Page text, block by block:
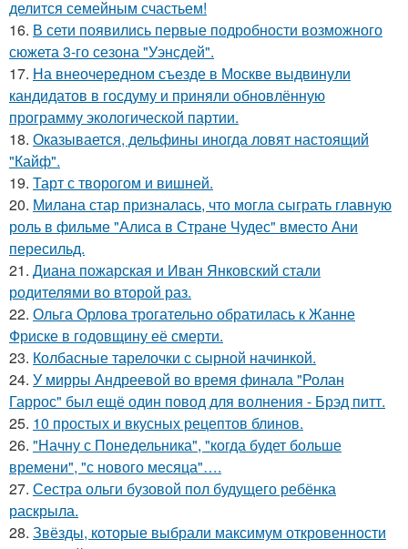
делится семейным счастьем!
16. В сети появились первые подробности возможного
сюжета 3-го сезона "Уэнсдей".
17. На внеочередном съезде в Москве выдвинули
кандидатов в госдуму и приняли обновлённую
программу экологической партии.
18. Оказывается, дельфины иногда ловят настоящий
"Кайф".
19. Тарт с творогом и вишней.
20. Милана стар призналась, что могла сыграть главную
роль в фильме "Алиса в Стране Чудес" вместо Ани
пересильд.
21. Диана пожарская и Иван Янковский стали
родителями во второй раз.
22. Ольга Орлова трогательно обратилась к Жанне
Фриске в годовщину её смерти.
23. Колбасные тарелочки с сырной начинкой.
24. У мирры Андреевой во время финала "Ролан
Гаррос" был ещё один повод для волнения - Брэд питт.
25. 10 простых и вкусных рецептов блинов.
26. "Начну с Понедельника", "когда будет больше
времени", "с нового месяца"….
27. Сестра ольги бузовой пол будущего ребёнка
раскрыла.
28. Звёзды, которые выбрали максимум откровенности